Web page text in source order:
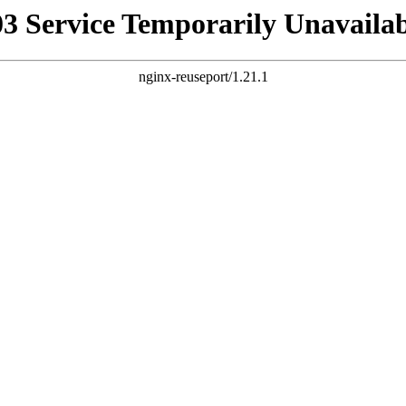
Service Temporarily
nginx-reuseport/1.21.1